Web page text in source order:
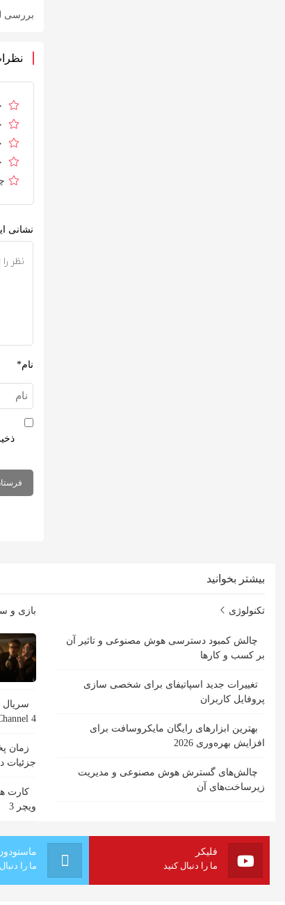
بررسی لنز جدید
نشانی
نام*
بیشتر بخوانید
تکنولوژی
چالش کمبود دسترسی هوش مصنوعی و تاثیر آن
بر کسب و کارها
تغییرات جدید اسپاتیفای برای شخصی سازی
پروفایل کاربران
بهترین ابزارهای رایگان مایکروسافت برای
افزایش بهره‌وری 2026
چالش‌های گسترش هوش مصنوعی و مدیریت
زیرساخت‌های آن
بازی و
4
جزئیات
کارت
ویچر 3
ما را
فلیکر
ما را دنبال کنید